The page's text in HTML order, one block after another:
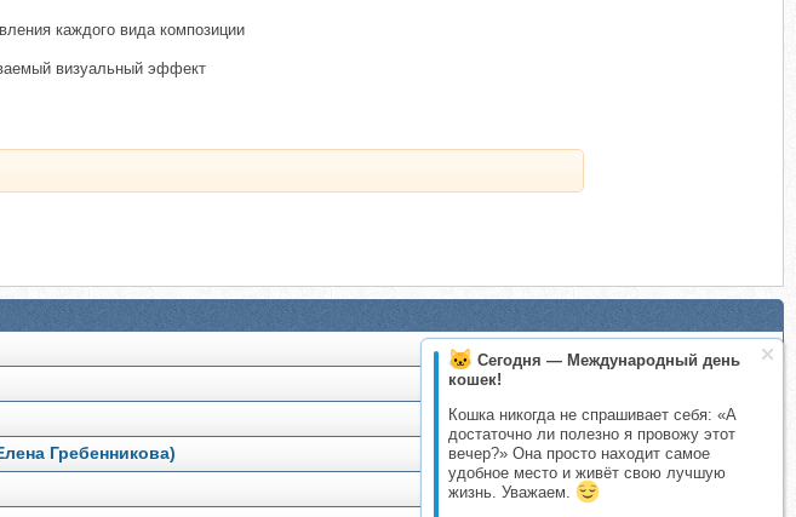
Сегодня — Международный день
кошек!
Кошка никогда не спрашивает себя: «А
достаточно ли полезно я провожу этот
вечер?» Она просто находит самое
удобное место и живёт свою лучшую
жизнь. Уважаем.
каждого вида композиции
визуальный эффект
Гребенникова)